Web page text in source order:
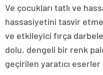
Ve çocukları tatlı ve
hassasiyetini tasvir
ve etkileyici fırça
dolu, dengeli bir renk
geçirilen yaratıcı eserler